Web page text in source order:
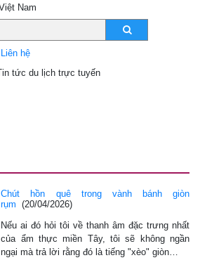
Liên hệ
Chút hồn quê trong vành bánh giòn
rụm
(20/04/2026)
Nếu ai đó hỏi tôi về thanh âm đặc trưng nhất
của ẩm thực miền Tây, tôi sẽ không ngần
ngại mà trả lời rằng đó là tiếng "xèo" giòn…